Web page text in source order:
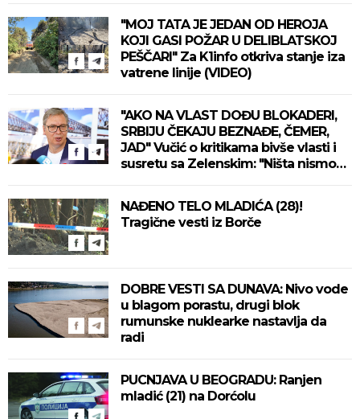
"MOJ TATA JE JEDAN OD HEROJA
KOJI GASI POŽAR U DELIBLATSKOJ
PEŠČARI" Za K1info otkriva stanje iza
vatrene linije (VIDEO)
"AKO NA VLAST DOĐU BLOKADERI,
SRBIJU ČEKAJU BEZNAĐE, ČEMER,
JAD" Vučić o kritikama bivše vlasti i
susretu sa Zelenskim: "Ništa nismo
NAĐENO TELO MLADIĆA (28)!
Tragične vesti iz Borče
DOBRE VESTI SA DUNAVA: Nivo vode
u blagom porastu, drugi blok
rumunske nuklearke nastavlja da
radi
PUCNJAVA U BEOGRADU: Ranjen
mladić (21) na Dorćolu